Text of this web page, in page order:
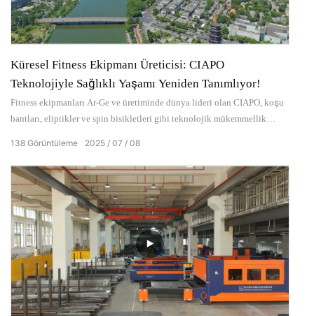
Küresel Fitness Ekipmanı Üreticisi: CIAPO
Teknolojiyle Sağlıklı Yaşamı Yeniden Tanımlıyor!
Fitness ekipmanları Ar-Ge ve üretiminde dünya lideri olan CIAPO, koşu
bantları, eliptikler ve spin bisikletleri gibi teknolojik mükemmellik
fitness çözümlerinde uzmanlaşmıştır .
2025 07 08
138 Görüntüleme